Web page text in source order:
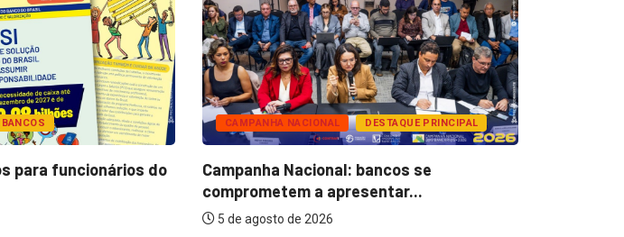
BANCOS
para funcionários do
CAMPANHA NACIONAL DESTAQUE PRINCIPAL
Campanha Nacional: bancos se
comprometem a apresentar...
5 de agosto de 2026